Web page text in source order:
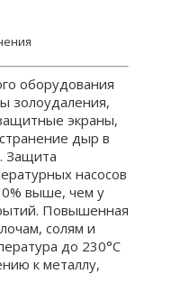
оборудования
золоудаления,
экраны,
дыр в
Защита
насосов
выше, чем у
Повышенная
солям и
до 230°С
к металлу,